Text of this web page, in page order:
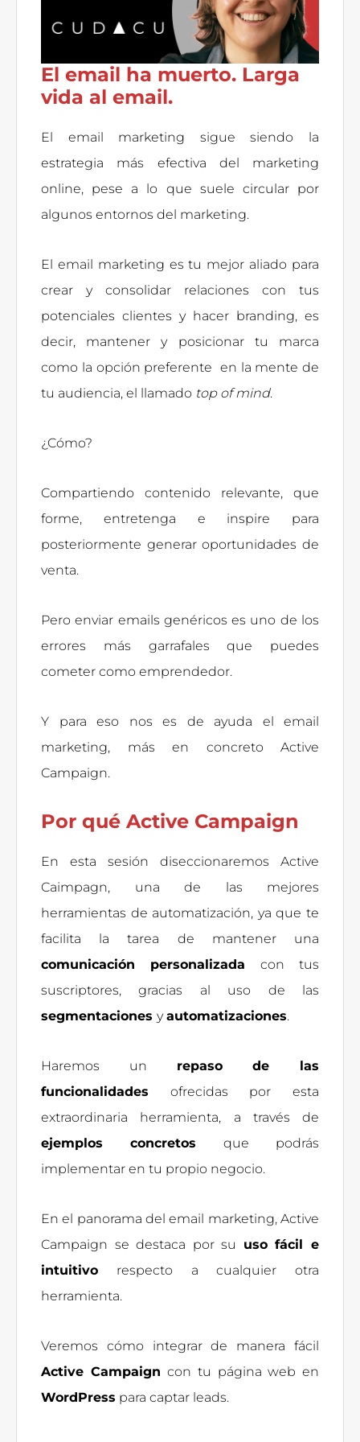
El email ha muerto. Larga
vida al email.
El email marketing sigue siendo la
estrategia más efectiva del marketing
online, pese a lo que suele circular por
algunos entornos del marketing.
El email marketing es tu mejor aliado para
crear y consolidar relaciones con tus
potenciales clientes y hacer branding, es
decir, mantener y posicionar tu marca
como la opción preferente en la mente de
tu audiencia, el llamado top of mind.
¿Cómo?
Compartiendo contenido relevante, que
forme, entretenga e inspire para
posteriormente generar oportunidades de
venta.
Pero enviar emails genéricos es uno de los
errores más garrafales que puedes
cometer como emprendedor.
Y para eso nos es de ayuda el email
marketing, más en concreto Active
Campaign.
Por qué Active Campaign
En esta sesión diseccionaremos Active
Caimpagn, una de las mejores
herramientas de automatización, ya que te
facilita la tarea de mantener una
comunicación personalizada con tus
suscriptores, gracias al uso de las
segmentaciones yautomatizaciones.
Haremos un repaso de las
funcionalidades ofrecidas por esta
extraordinaria herramienta, a través de
ejemplos concretos que podrás
implementar en tu propio negocio.
En el panorama del email marketing, Active
Campaign se destaca por su uso fácil e
intuitivo respecto a cualquier otra
herramienta.
Veremos cómo integrar de manera fácil
Active Campaigncon tu página web en
WordPress para captar leads.